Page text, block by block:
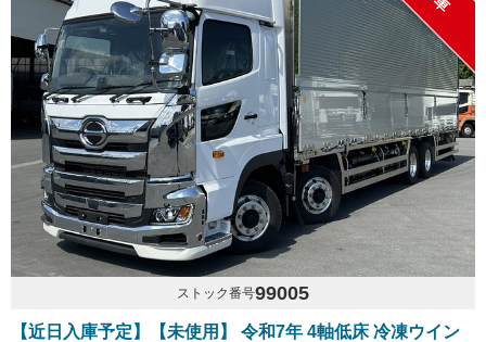
ストック番号99005
【近日入庫予定】【未使用】 令和7年 4軸低床 冷凍ウイン